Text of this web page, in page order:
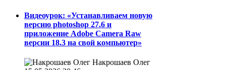
Видеоурок: «Устанавливаем новую
версию photoshop 27.6 и
приложение Adobe Camera Raw
версии 18.3 на свой компьютер»
Накрошаев Олег